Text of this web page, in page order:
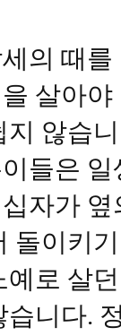
의 때
살아
지 않습
들은
자가
돌이키
예로 살
습니다.